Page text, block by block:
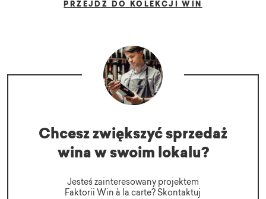
PRZEJDŹ DO KOLEKCJI WIN
Chcesz zwiększyć sprzedaż
wina w swoim lokalu?
Jesteś zainteresowany projektem
Faktorii Win à la carte? Skontaktuj